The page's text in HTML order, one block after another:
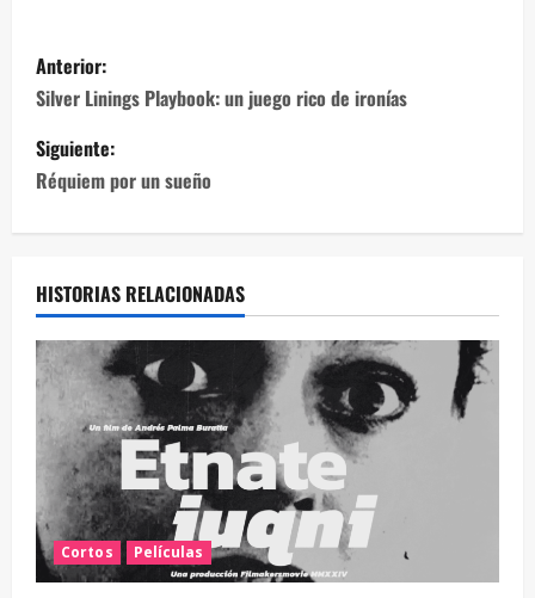
Anterior:
Silver Linings Playbook: un juego rico de ironías
Siguiente:
Réquiem por un sueño
HISTORIAS RELACIONADAS
Cortos Películas